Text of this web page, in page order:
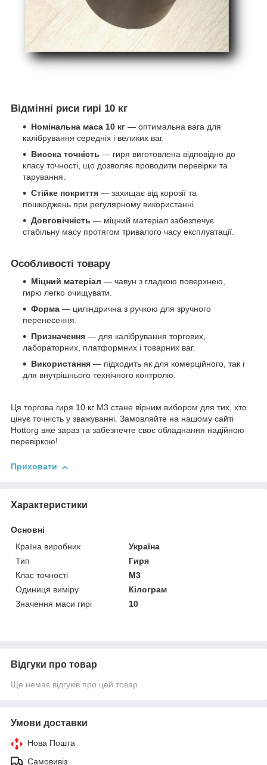
Відмінні риси гирі 10 кг
Номінальна маса 10 кг — оптимальна вага для
калібрування середніх і великих ваг.
Висока точність — гиря виготовлена відповідно до
класу точності, що дозволяє проводити перевірки та
тарування.
Стійке покриття — захищає від корозії та
пошкоджень при регулярному використанні.
Довговічність — міцний матеріал забезпечує
стабільну масу протягом тривалого часу експлуатації.
Особливості товару
Міцний матеріал — чавун з гладкою поверхнею,
гирю легко очищувати.
Форма — циліндрична з ручкою для зручного
перенесення.
Призначення — для калібрування торгових,
лабораторних, платформних і товарних ваг.
Використання — підходить як для комерційного, так і
для внутрішнього технічного контролю.
Ця торгова гиря 10 кг М3 стане вірним вибором для тих, хто
цінує точність у зважуванні. Замовляйте на нашому сайті
Hottorg вже зараз та забезпечте своє обладнання надійною
перевіркою!
Приховати
Характеристики
Основні
Країна виробник
Україна
Тип
Гиря
Клас точності
M3
Одиниця виміру
Кілограм
Значення маси гирі
10
Відгуки про товар
Ще немає відгуків про цей товар
Умови доставки
Нова Пошта
Самовивіз